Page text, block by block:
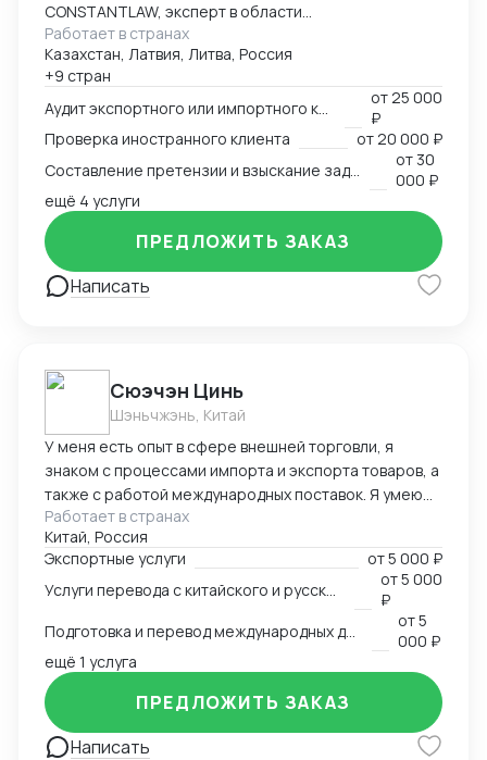
CONSTANTLAW, эксперт в области
внешнеэкономической деятельности,
сопровождения международных сделок и решения
внешнеэкономических споров. Международный
арбитр (Рижский третейский суд / Рига, Латвия,
международный арбитражный суд IAC / Алматы,
Казахстан).
Работает в странах
Казахстан, Латвия, Литва, Россия
+9 стран
от25 000
₽
Проверка иностранного клиента
от20 000 ₽
от 30
000 ₽
ещё 4 услуги
Написать
ПРЕДЛОЖИТЬ ЗАКАЗ
Cюэчэн Цинь
Шэньчжэнь, Китай
У меня есть опыт в сфере внешней торговли, я
знаком с процессами импорта и экспорта товаров, а
также с работой международных поставок. Я умею
вести переговоры с зарубежными партнерами,
заключать контракты, а также решать вопросы,
связанные с логистикой и таможней. Могу
предоставить консультации по внешней торговле.
Работает в странах
Китай, Россия
Экспортные услуги
от5 000 ₽
от5 000
₽
от5
000 ₽
ещё 1 услуга
Написать
ПРЕДЛОЖИТЬ ЗАКАЗ